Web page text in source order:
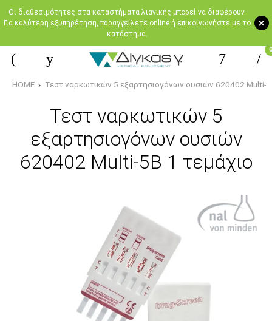
+
Oι διαθεσιμότητες στα καταστήματα λιανικής μπορεί να διαφέρουν.
Για καλύτερη εξυπηρέτηση, παραγγείλετε online ή επικοινωνήστε με το
κατάστημα.
0
HOME Τεστ ναρκωτικών 5 εξαρτησιογόνων ουσιών 620402 Multi-
Τεστ ναρκωτικών 5
εξαρτησιογόνων ουσιών
620402 Multi-5B 1 τεμάχιο